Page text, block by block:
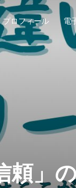
プロフィール 電
頼」